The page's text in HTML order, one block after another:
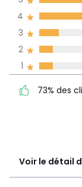
4
5
Voir le détail
1
2
3
4
73% des